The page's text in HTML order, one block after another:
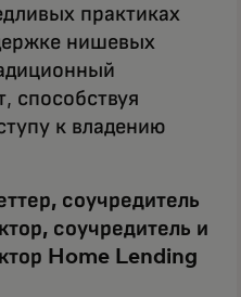
практиках
нишевых
способствуя
к владению
соучредитель
соучредитель и
Home Lending